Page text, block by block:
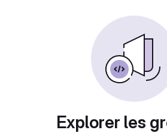
Explorer les